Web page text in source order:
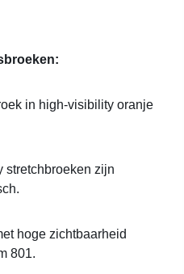
in high-visibility oranje
zijn
hoge zichtbaarheid
801.